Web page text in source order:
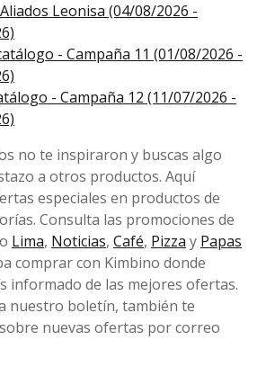
Leonisa (04/08/2026 -
- Campaña 11 (01/08/2026 -
- Campaña 12 (11/07/2026 -
no te inspiraron y buscas algo
a otros productos. Aquí
especiales en productos de
Consulta las promociones de
Lima, Noticias, Café, Pizza y Papas
comprar con Kimbino donde
informado de las mejores ofertas.
nuestro boletín, también te
nuevas ofertas por correo